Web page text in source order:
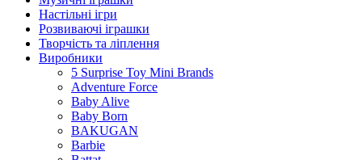
Настільні iгри
Розвиваючі іграшки
Творчість та ліплення
Виробники
5 Surprise Toy Mini Brands
Adventure Force
Baby Alive
Baby Born
BAKUGAN
Barbie